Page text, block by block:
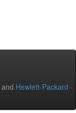
and Hewlett-Packard -